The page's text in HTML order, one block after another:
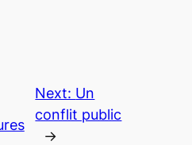
Next: Un
conflit public
→